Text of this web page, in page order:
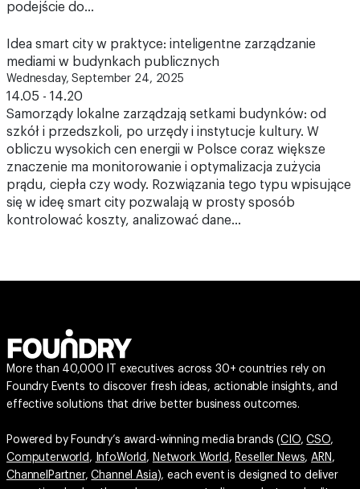
podejście do…
Idea smart city w praktyce: inteligentne zarządzanie
mediami w budynkach publicznych
Wednesday, September 24, 2025
14.05 - 14.20
Samorządy lokalne zarządzają setkami budynków: od
szkół i przedszkoli, po urzędy i instytucje kultury. W
obliczu wysokich cen energii w Polsce coraz większe
znaczenie ma monitorowanie i optymalizacja zużycia
prądu, ciepła czy wody. Rozwiązania tego typu wpisujące
się w ideę smart city pozwalają w prosty sposób
kontrolować koszty, analizować dane…
More than 40,000 IT executives across 30+ countries rely on
Foundry Events to discover fresh ideas, actionable insights, and
effective solutions that drive better business outcomes.
Powered by Foundry’s award-winning media brands (CIO,CSO,
Computerworld , InfoWorld , Network World , Reseller News,ARN ,
ChannelPartner,Channel Asia), each event is designed to deliver